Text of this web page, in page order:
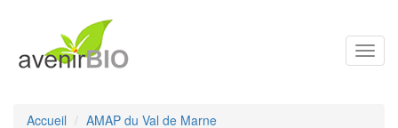
Accueil
AMAP du Val de Marne